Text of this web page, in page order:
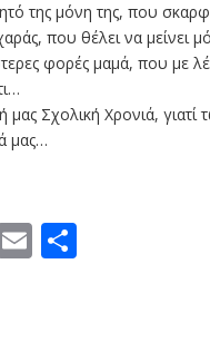
της μόνη της, που
που θέλει να μείνει
φορές μαμά, που με
μας Σχολική Χρονιά,
μας…
Email